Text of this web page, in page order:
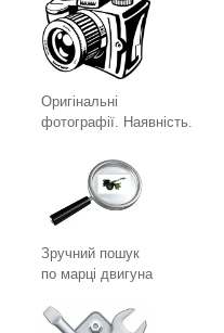
Оригінальні
фотографії. Наявність.
Зручний пошук
по марці двигуна